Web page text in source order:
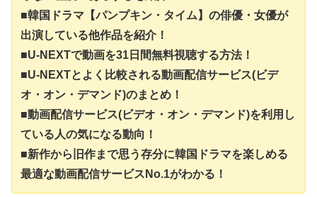
■韓国ドラマ【パンプキン・タイム】の俳優・女優が
出演している他作品を紹介！
■U-NEXTで動画を31日間無料視聴する方法！
■U-NEXTとよく比較される動画配信サービス(ビデ
オ・オン・デマンド)のまとめ！
■動画配信サービス(ビデオ・オン・デマンド)を利用し
ている人の気になる動向！
■新作から旧作まで思う存分に韓国ドラマを楽しめる
最適な動画配信サービスNo.1がわかる！